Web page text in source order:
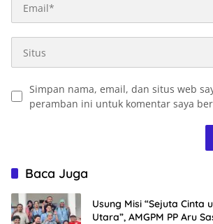
Simpan nama, email, dan situs web
peramban ini untuk komentar saya
Baca Juga
Usung Misi “Sejuta Cinta
Utara”, AMGPM PP Aru